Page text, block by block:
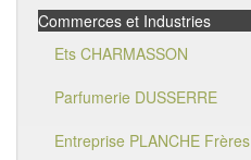
Commerces et Industries
Ets CHARMASSON
Parfumerie DUSSERRE
Entreprise PLANCHE Frères